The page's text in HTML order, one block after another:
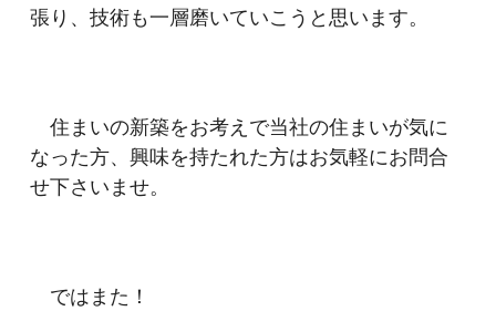
張り、技術も一層磨いていこうと思います。
住まいの新築をお考えで当社の住まいが気に
なった方、興味を持たれた方はお気軽にお問合
せ下さいませ。
ではまた！